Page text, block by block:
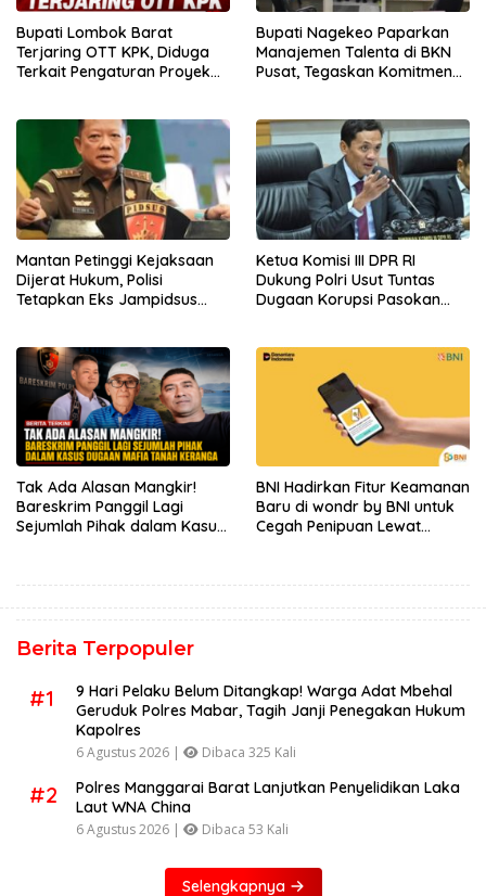
Bupati Lombok Barat
Terjaring OTT KPK, Diduga
Terkait Pengaturan Proyek
Bupati Nagekeo Paparkan
Manajemen Talenta di BKN
Pusat, Tegaskan Komitmen
Mantan Petinggi Kejaksaan
Dijerat Hukum, Polisi
Tetapkan Eks Jampidsus
Ketua Komisi III DPR RI
Dukung Polri Usut Tuntas
Dugaan Korupsi Pasokan
Tak Ada Alasan Mangkir!
Bareskrim Panggil Lagi
Sejumlah Pihak dalam Kasus
BNI Hadirkan Fitur Keamanan
Baru di wondr by BNI untuk
Cegah Penipuan Lewat
Berita Terpopuler
#1
9 Hari Pelaku Belum Ditangkap! Warga Adat Mbehal
Geruduk Polres Mabar, Tagih Janji Penegakan Hukum
Kapolres
6 Agustus 2026 | Dibaca 325 Kali
#2
Polres Manggarai Barat Lanjutkan Penyelidikan Laka
Laut WNA China
6 Agustus 2026 | Dibaca 53 Kali
Selengkapnya